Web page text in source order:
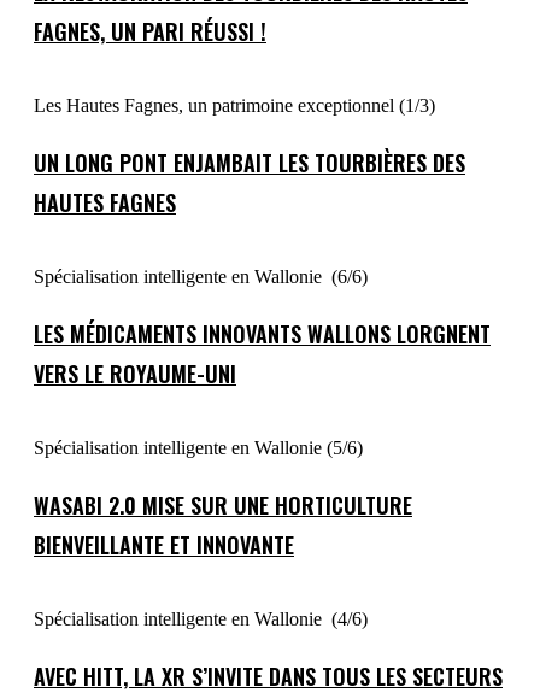
FAGNES, UN PARI RÉUSSI !
Les Hautes Fagnes, un patrimoine exceptionnel (1/3)
UN LONG PONT ENJAMBAIT LES TOURBIÈRES DES
HAUTES FAGNES
Spécialisation intelligente en Wallonie (6/6)
LES MÉDICAMENTS INNOVANTS WALLONS LORGNENT
VERS LE ROYAUME-UNI
Spécialisation intelligente en Wallonie (5/6)
WASABI 2.0 MISE SUR UNE HORTICULTURE
BIENVEILLANTE ET INNOVANTE
Spécialisation intelligente en Wallonie (4/6)
AVEC HITT, LA XR S’INVITE DANS TOUS LES SECTEURS